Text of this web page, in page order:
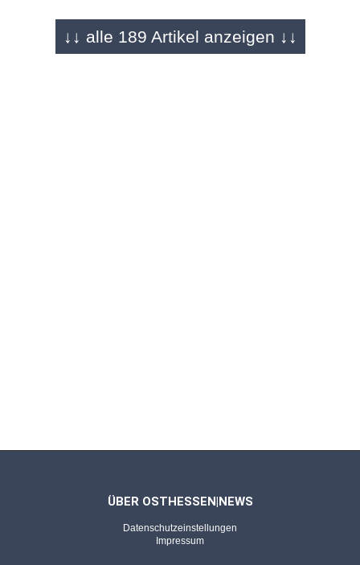
FULDA - 29.06.2026
SGB-Coach im Sportgespräch
Cimen über das Trainerdasein
↓↓ alle 189 Artikel anzeigen ↓↓
ÜBER OSTHESSEN|NEWS
Datenschutzeinstellungen
Impressum